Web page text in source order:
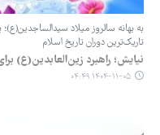
به بهانه سالروز میلاد
تاریک‌ترین دوران تاریخ اسلام
‏‏نیایش؛ راهبرد زین‌العابدین(ع)
۱۴۰۴-۱۱-۰۵ ۰۴:۴۹